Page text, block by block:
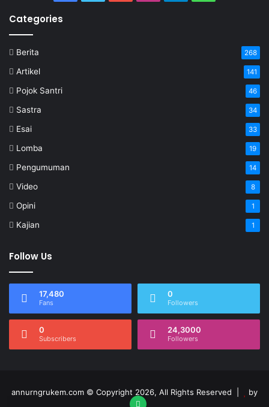
Categories
Berita 268
Artikel 141
Pojok Santri 46
Sastra 34
Esai 33
Lomba 19
Pengumuman 14
Video 8
Opini 1
Kajian 1
Follow Us
17,480
Fans
0
Followers
0
Subscribers
24,3000
Followers
annurngrukem.com © Copyright 2026, All Rights Reserved |
by
Tim dukungan pelayanan kami siap